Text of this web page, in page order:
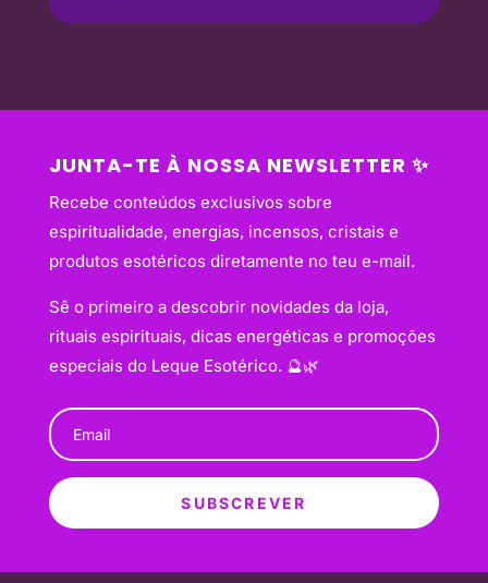
JUNTA-TE À NOSSA NEWSLETTER ✨
Recebe conteúdos exclusivos sobre
espiritualidade, energias, incensos, cristais e
produtos esotéricos diretamente no teu e-mail.
Sê o primeiro a descobrir novidades da loja,
rituais espirituais, dicas energéticas e promoções
especiais do Leque Esotérico. 🔮🌿
SUBSCREVER